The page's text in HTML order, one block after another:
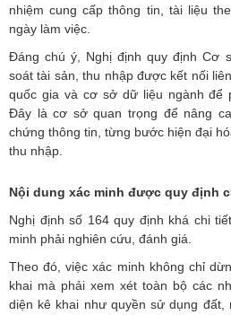
nhiệm cung cấp thông tin, tài liệu
ngày làm việc.
Đáng chú ý, Nghị định quy định Cơ
soát tài sản, thu nhập được kết nối
quốc gia và cơ sở dữ liệu ngành để
Đây là cơ sở quan trọng để nâng
chứng thông tin, từng bước hiện đại
thu nhập.
Nội dung xác minh được quy định
Nghị định số 164 quy định khá chi
minh phải nghiên cứu, đánh giá.
Theo đó, việc xác minh không chỉ
khai mà phải xem xét toàn bộ các
diện kê khai như quyền sử dụng